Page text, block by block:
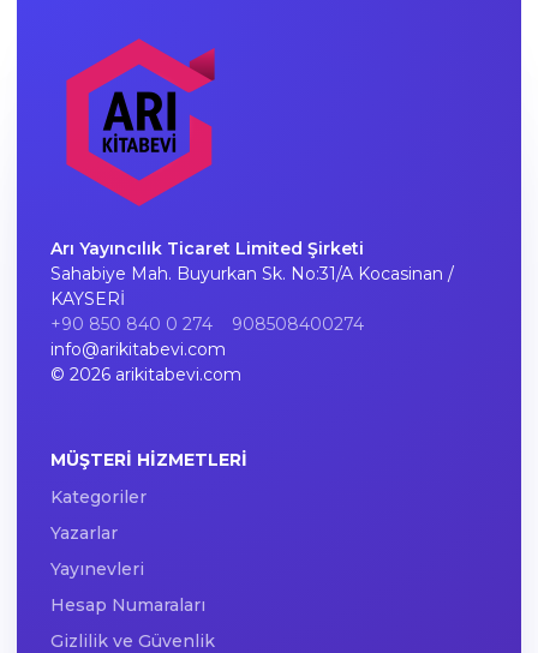
Arı Yayıncılık Ticaret Limited Şirketi
Sahabiye Mah. Buyurkan Sk. No:31/A Kocasinan /
KAYSERİ
+90 850 840 0 274
908508400274
info@arikitabevi.com
© 2026 arikitabevi.com
MÜŞTERI HIZMETLERI
Kategoriler
Yazarlar
Yayınevleri
Hesap Numaraları
Gizlilik ve Güvenlik